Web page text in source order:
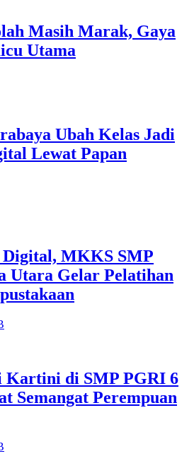
Masih Marak, Gaya
Utama
Ubah Kelas Jadi
Lewat Papan
MKKS SMP
Utara Gelar Pelatihan
Kartini di SMP PGRI 6
Semangat Perempuan